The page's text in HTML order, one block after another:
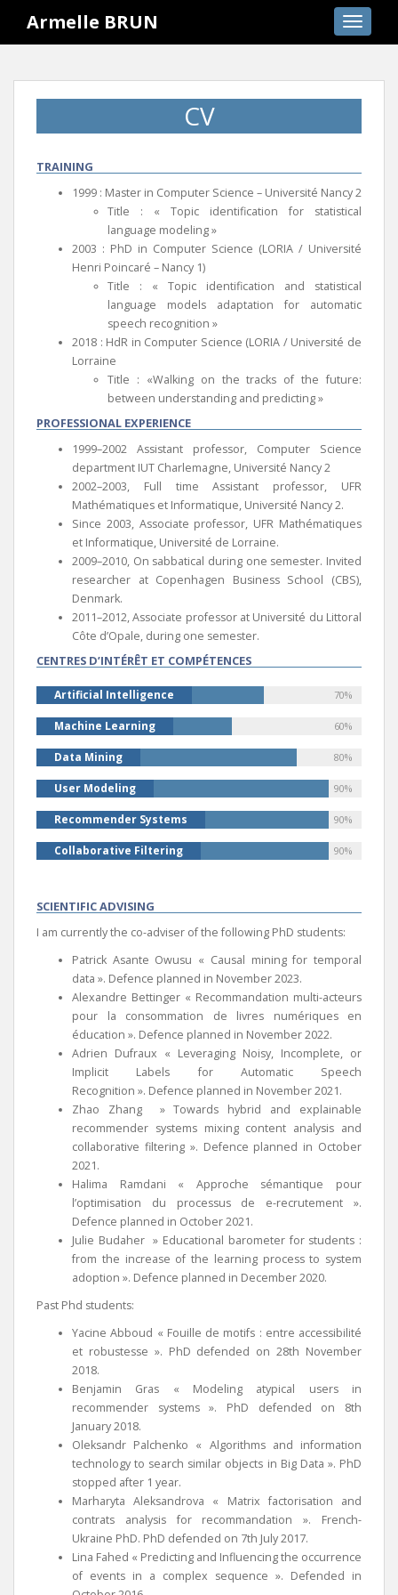
i
Armelle BRUN
CV
TRAINING
1999 : Master in Computer Science – Université Nancy 2
Title : « Topic identification for statistical
language modeling »
2003 : PhD in Computer Science (LORIA / Université
Henri Poincaré – Nancy 1)
Title : « Topic identification and statistical
language models adaptation for automatic
speech recognition »
2018 : HdR in Computer Science (LORIA / Université de
Lorraine
Title : «Walking on the tracks of the future:
between understanding and predicting »
PROFESSIONAL EXPERIENCE
1999–2002 Assistant professor, Computer Science
department IUT Charlemagne, Université Nancy 2
2002–2003, Full time Assistant professor, UFR
Mathématiques et Informatique, Université Nancy 2.
Since 2003, Associate professor, UFR Mathématiques
et Informatique, Université de Lorraine.
2009–2010, On sabbatical during one semester. Invited
researcher at Copenhagen Business School (CBS),
Denmark.
2011–2012, Associate professor at Université du Littoral
Côte d’Opale, during one semester.
CENTRES D’INTÉRÊT ET COMPÉTENCES
Artificial Intelligence 70%
Machine Learning 60%
Data Mining 80%
User Modeling 90%
Recommender Systems 90%
Collaborative Filtering 90%
SCIENTIFIC ADVISING
I am currently the co-adviser of the following PhD students:
Patrick Asante Owusu « Causal mining for temporal
data ». Defence planned in November 2023.
Alexandre Bettinger « Recommandation multi-acteurs
pour la consommation de livres numériques en
éducation ». Defence planned in November 2022.
Adrien Dufraux « Leveraging Noisy, Incomplete, or
Implicit Labels for Automatic Speech
Recognition ». Defence planned in November 2021.
Zhao Zhang » Towards hybrid and explainable
recommender systems mixing content analysis and
collaborative filtering ». Defence planned in October
2021.
Halima Ramdani « Approche sémantique pour
l’optimisation du processus de e-recrutement ».
Defence planned in October 2021.
Julie Budaher » Educational barometer for students :
from the increase of the learning process to system
adoption ». Defence planned in December 2020.
Past Phd students:
Yacine Abboud « Fouille de motifs : entre accessibilité
et robustesse ». PhD defended on 28th November
2018.
Benjamin Gras « Modeling atypical users in
recommender systems ». PhD defended on 8th
January 2018.
Oleksandr Palchenko « Algorithms and information
technology to search similar objects in Big Data ». PhD
stopped after 1 year.
Marharyta Aleksandrova « Matrix factorisation and
contrats analysis for recommandation ». French-
Ukraine PhD. PhD defended on 7th July 2017.
Lina Fahed « Predicting and Influencing the occurrence
of events in a complex sequence ». Defended in